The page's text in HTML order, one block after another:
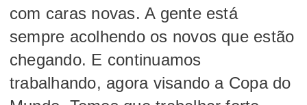
com caras novas. A gente está
sempre acolhendo os novos que estão
chegando. E continuamos
trabalhando, agora visando a Copa do